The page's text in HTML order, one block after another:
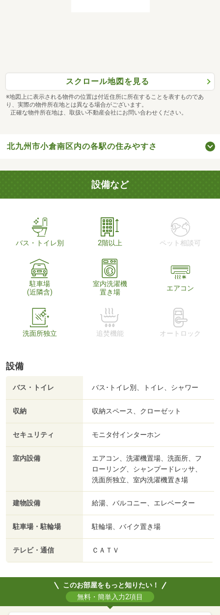
スクロール地図を見る
※地図上に表示される物件の位置は付近住所に所在することを表すものであ
り、実際の物件所在地とは異なる場合がございます。
正確な物件所在地は、取扱い不動産会社にお問い合わせください。
北九州市小倉南区内の各駅の住みやすさ
設備など
バス・トイレ別 2階以上 ペット相談可
駐車場
(近隣含)
室内洗濯機
置き場
エアコン
洗面所独立 追焚機能 オートロック
設備
バス・トイレ バス･トイレ別、トイレ、シャワー
収納 収納スペース、クローゼット
セキュリティ モニタ付インターホン
室内設備
エアコン、洗濯機置場、洗面所、フ
ローリング、シャンプードレッサ、
洗面所独立、室内洗濯機置き場
建物設備 給湯、バルコニー、エレベーター
駐車場・駐輪場 駐輪場、バイク置き場
テレビ・通信 ＣＡＴＶ
このお部屋をもっと知りたい！
無料・簡単入力2項目